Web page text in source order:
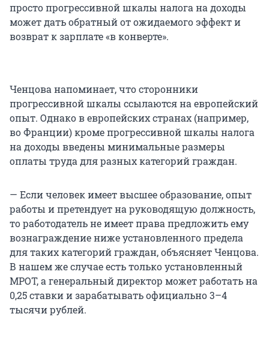
просто прогрессивной шкалы налога на доходы
может дать обратный от ожидаемого эффект и
возврат к зарплате «в конверте».
Ченцова напоминает, что сторонники
прогрессивной шкалы ссылаются на европейский
опыт. Однако в европейских странах (например,
во Франции) кроме прогрессивной шкалы налога
на доходы введены минимальные размеры
оплаты труда для разных категорий граждан.
— Если человек имеет высшее образование, опыт
работы и претендует на руководящую должность,
то работодатель не имеет права предложить ему
вознаграждение ниже установленного предела
для таких категорий граждан, объясняет Ченцова.
В нашем же случае есть только установленный
МРОТ, а генеральный директор может работать на
0,25 ставки и зарабатывать официально 3–4
тысячи рублей.